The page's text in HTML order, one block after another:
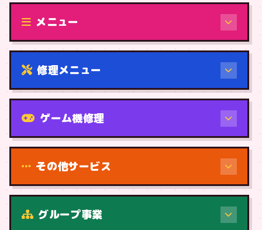
修理（機種から）
メニュー
修理メニュー
機種から
ゲーム機修理
その他サービス
グループ事業